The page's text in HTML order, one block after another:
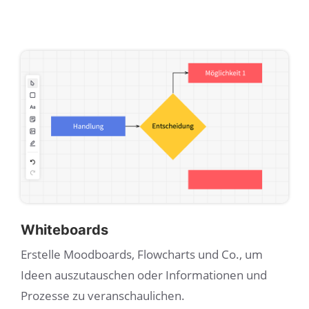
Whiteboards
Erstelle Moodboards, Flowcharts und Co., um
Ideen auszutauschen oder Informationen und
Prozesse zu veranschaulichen.